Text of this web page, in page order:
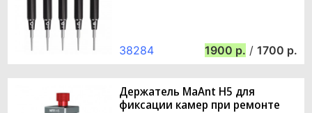
38284 1900 / 1700
Держатель MaAnt H5 для
фиксации камер при ремонте